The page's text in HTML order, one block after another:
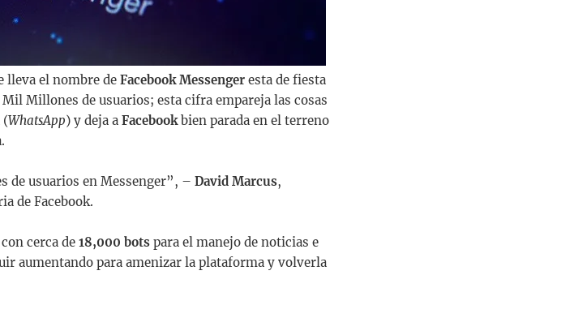
lleva el nombre de Facebook Messenger esta de fiesta
Millones de usuarios; esta cifra empareja las cosas
(WhatsApp) y deja a Facebookbien parada en el terreno
de usuarios en Messenger”, – David Marcus,
de Facebook.
cerca de 18,000 bots para el manejo de noticias e
aumentando para amenizar la plataforma y volverla